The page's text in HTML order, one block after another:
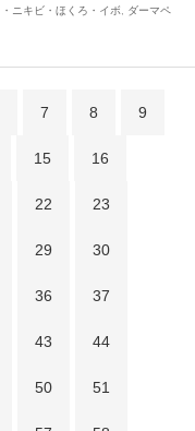
ニキビ・ほくろ・イボ
ダーマペ
7 8 9
15 16
22 23
29 30
36 37
43 44
50 51